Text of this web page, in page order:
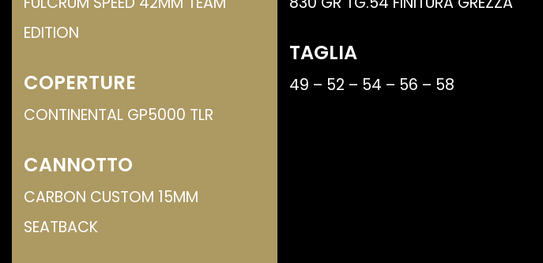
EDITION
COPERTURE
CONTINENTAL GP5000 TLR
CANNOTTO
CARBON CUSTOM 15MM
SEATBACK
TAGLIA
49 – 52 – 54 – 56 – 58